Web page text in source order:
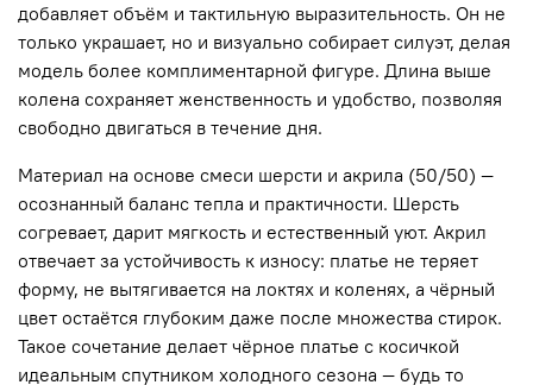
добавляет объём и тактильную выразительность. Он не
только украшает, но и визуально собирает силуэт, делая
модель более комплиментарной фигуре. Длина выше
колена сохраняет женственность и удобство, позволяя
свободно двигаться в течение дня.
Материал на основе смеси шерсти и акрила (50/50) —
осознанный баланс тепла и практичности. Шерсть
согревает, дарит мягкость и естественный уют. Акрил
отвечает за устойчивость к износу: платье не теряет
форму, не вытягивается на локтях и коленях, а чёрный
цвет остаётся глубоким даже после множества стирок.
Такое сочетание делает чёрное платье с косичкой
идеальным спутником холодного сезона — будь то